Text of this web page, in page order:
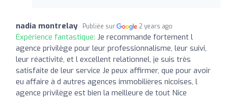
nadia montrelay Publiée sur 2 years ago
Expérience fantastique: Je recommande fortement l
agence privilège pour leur professionnalisme, leur suivi,
leur réactivité, et l excellent relationnel, je suis très
satisfaite de leur service Je peux affirmer, que pour avoir
eu affaire à d autres agences immobilières nicoises, l
agence privilège est bien la meilleure de tout Nice